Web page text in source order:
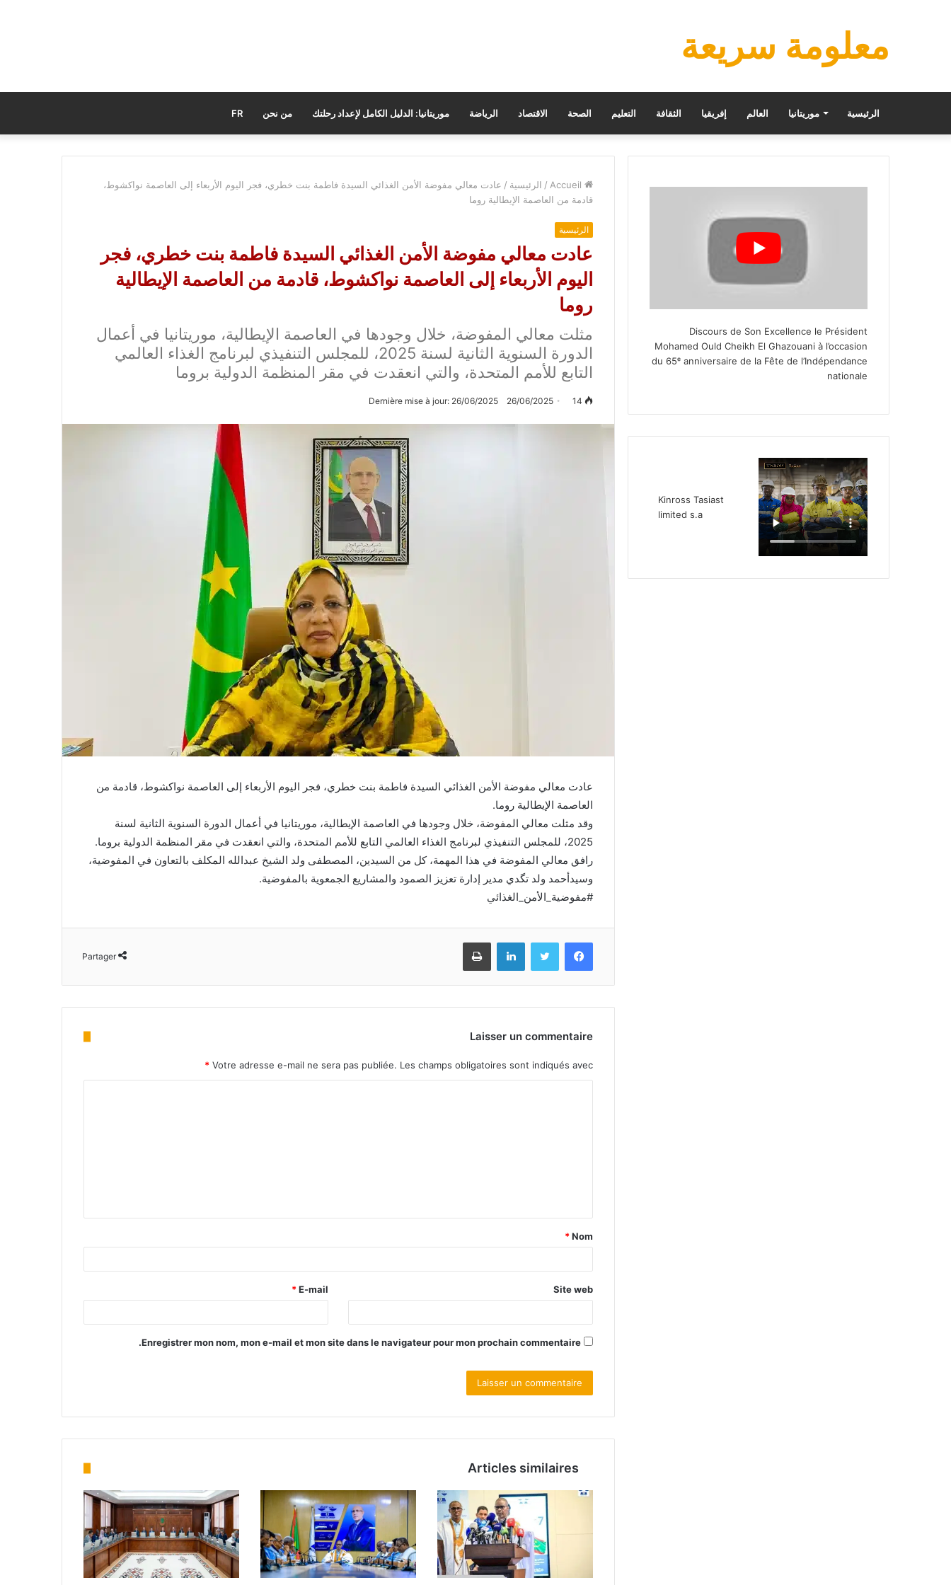
معلومة سريعة
FR من نحن موريتانيا: الدليل الكامل لإعداد رحلتك الرياضة الاقتصاد الصحة التعليم الثقافة إفريقيا العالم موريتانيا الرئيسية
/ الرئيسية / عادت معالي مفوضة الأمن الغذائي السيدة فاطمة بنت خطري، فجر اليوم الأربعاء إلى العاصمة نواكشوط،
قادمة من العاصمة الإيطالية روما
الرئيسية
عادت معالي مفوضة الأمن الغذائي السيدة فاطمة بنت خطري، فجر
اليوم الأربعاء إلى العاصمة نواكشوط، قادمة من العاصمة الإيطالية
روما
مثلت معالي المفوضة، خلال وجودها في العاصمة الإيطالية، موريتانيا في أعمال
الدورة السنوية الثانية لسنة 2025، للمجلس التنفيذي لبرنامج الغذاء العالمي
التابع للأمم المتحدة، والتي انعقدت في مقر المنظمة الدولية بروما
26/06/2025
Dernière mise à jour: 26/06/2025
عادت معالي مفوضة الأمن الغذائي السيدة فاطمة بنت خطري، فجر اليوم الأربعاء إلى العاصمة نواكشوط، قادمة من
العاصمة الإيطالية روما.
وقد مثلت معالي المفوضة، خلال وجودها في العاصمة الإيطالية، موريتانيا في أعمال الدورة السنوية الثانية لسنة
2025، للمجلس التنفيذي لبرنامج الغذاء العالمي التابع للأمم المتحدة، والتي انعقدت في مقر المنظمة الدولية بروما.
رافق معالي المفوضة في هذا المهمة، كل من السيدين، المصطفى ولد الشيخ عبدالله المكلف بالتعاون في المفوضية،
وسيدأحمد ولد تگدي مدير إدارة تعزيز الصمود والمشاريع الجمعوية بالمفوضية.
#مفوضية_الأمن_الغذائي
Partager
Facebook
Twitter
Linkedin
Imprimer
Laisser un commentaire
Votre adresse e-mail ne sera pas publiée. Les champs obligatoires sont indiqués avec
*
Nom
*
E-mail
* Site web
Enregistrer mon nom, mon e-mail et mon site dans le navigateur pour mon prochain commentaire.
Articles similaires
Discours de Son Excellence le Président
Mohamed Ould Cheikh El Ghazouani à l’occasion
du 65ᵉ anniversaire de la Fête de l’Indépendance
nationale
Kinross Tasiast
limited s.a